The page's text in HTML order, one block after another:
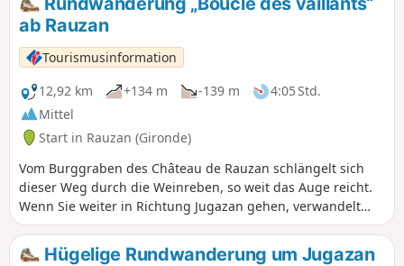
ab Rauzan
Tourismusinformation
12,92 km
+134 m -139 m
4:05 Std.
Mittel
Start in Rauzan (Gironde)
Vom Burggraben des Château de Rauzan schlängelt sich
dieser Weg durch die Weinreben, so weit das Auge reicht.
Wenn Sie weiter in Richtung Jugazan gehen, verwandelt
sich die Landschaft in ein hügeliges Relief, das herrliche
Ausblicke auf das Engranne-Tal bietet.
Hügelige Rundwanderung um Jugazan